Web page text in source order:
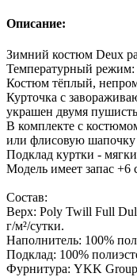
Описание:
Зимний костюм Deux
Температурный режим:
Костюм тёплый,
Курточка с
украшен двумя
В комплекте с
или флисовую шапочку
Подклад куртки -
Модель имеет запас +6
Состав:
Верх: Poly Twill Full
г/м²/сутки.
Наполнитель: 100%
Подклад: 100%
Фурнитура: YKK